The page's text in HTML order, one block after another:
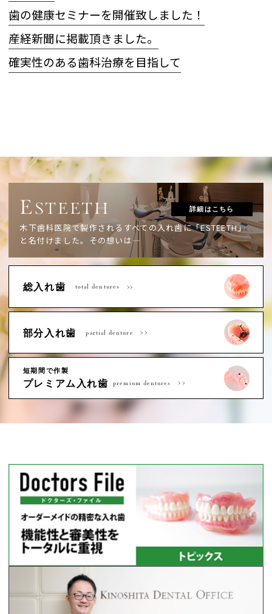
歯の健康セミナーを開催致しました！
産経新聞に掲載頂きました。
確実性のある歯科治療を目指して
E STEETH
木下歯科医院で製作されるすべての入れ歯に「ESTEETH」
と名付けました。 その想いは―
詳細はこちら
総入れ歯 total dentures
部分入れ歯 partial denture
短期間で作製
プレミアム入れ歯 premium dentures